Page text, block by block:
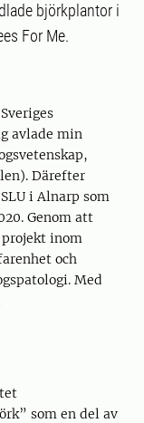
björkplantor i
For Me.
avlade min
Därefter
i Alnarp som
Genom att
inom
och
Med
som en del av